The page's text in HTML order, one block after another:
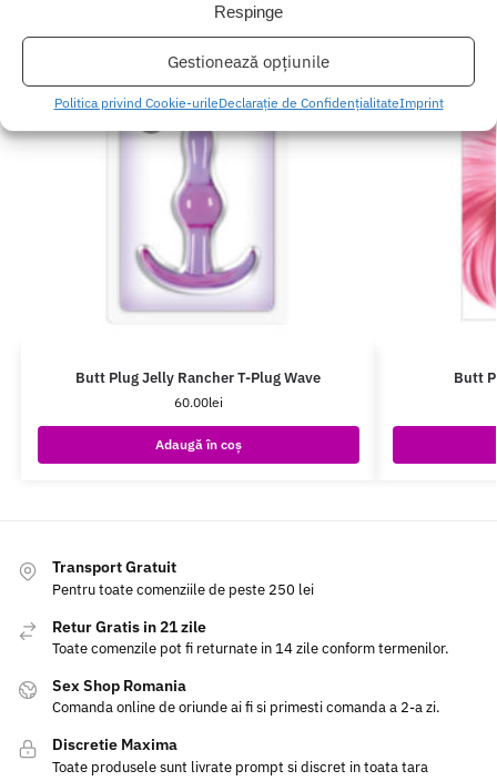
Respinge
Gestionează opțiunile
Politica privind Cookie-urileDeclarație de ConfidențialitateImprint
Butt Plug Jelly Rancher T-Plug Wave
60.00lei
Adaugă în coș
Butt
Transport Gratuit
Pentru toate comenziile de peste 250 lei
Retur Gratis in 21 zile
Toate comenzile pot fi returnate in 14 zile conform termenilor.
Sex Shop Romania
Comanda online de oriunde ai fi si primesti comanda a 2-a zi.
Discretie Maxima
Toate produsele sunt livrate prompt si discret in toata tara